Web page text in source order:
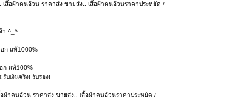
สื้อผ้าคนอ้วน ราคาส่ง ขายส่ง.. เสื้อผ้าคนอ้วนราคาประหยัด /
า ^_^
ก แท้1000%
ก แท้100%
บเงินจริง! รับรอง!
ผ้าคนอ้วน ราคาส่ง ขายส่ง.. เสื้อผ้าคนอ้วนราคาประหยัด /